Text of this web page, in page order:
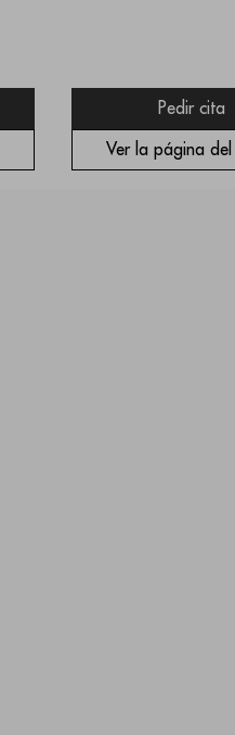
Pedir cita
Ver la página